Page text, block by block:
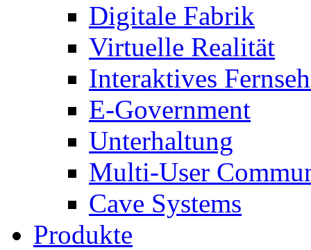
Digitale Fabrik
Virtuelle Realität
Interaktives
E-Government
Unterhaltung
Multi-User
Cave Systems
Produkte